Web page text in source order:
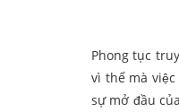
Phong tục
vì thế mà
sự mở đầu